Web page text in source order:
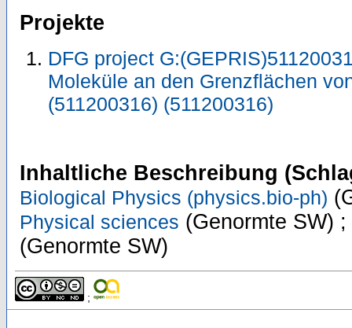
Projekte
DFG project
Moleküle an den Grenzflächen
(511200316) (511200316)
Inhaltliche Beschreibung
Biological Physics (physics.bio-ph)
Physical sciences (Genormte SW) ;
(Genormte SW)
;